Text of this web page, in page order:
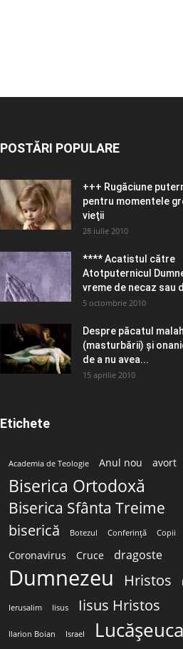
POSTĂRI POPULARE
+++ Rugăciune
pentru momentele
vieţii
28 iulie 2010
**** Acatistul către
Atotputernicul
vreme de necaz sau
5 octombrie 2010
Despre păcatul
(masturbării) şi
de a nu avea...
15 aprilie 2010
Etichete
Academia de Teologie Anul nou avort
Biserica Ortodoxă
Biserica Sfânta Treime
biserică Botezul Conferință Copii
Coronavirus
Cruce dragoste
Dumnezeu Hristos
Ierusalim Iisus Iisus Hristos
Ilarion Boian Israel Lucășeuca